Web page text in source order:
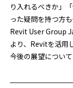
り入れるべきか」
った疑問を持つ方
Revit User Group
より、Revitを活用
今後の展望につい